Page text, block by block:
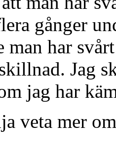
gånger
man har
Jag
jag har
veta mer